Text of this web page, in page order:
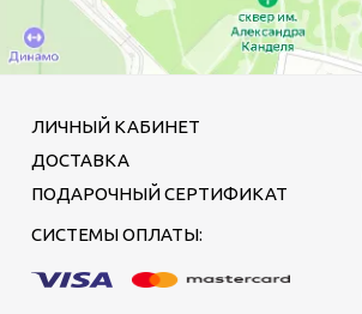
ЛИЧНЫЙ КАБИНЕТ
ДОСТАВКА
ПОДАРОЧНЫЙ СЕРТИФИКАТ
СИСТЕМЫ ОПЛАТЫ: